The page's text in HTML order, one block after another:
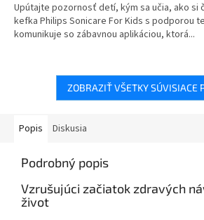
Upútajte pozornosť detí, kým sa učia, ako si
kefka Philips Sonicare For Kids s podporou
komunikuje so zábavnou aplikáciou, ktorá...
ZOBRAZIŤ VŠETKY SÚVISIACE
Popis Diskusia
Podrobný popis
Vzrušujúci začiatok zdravých
život